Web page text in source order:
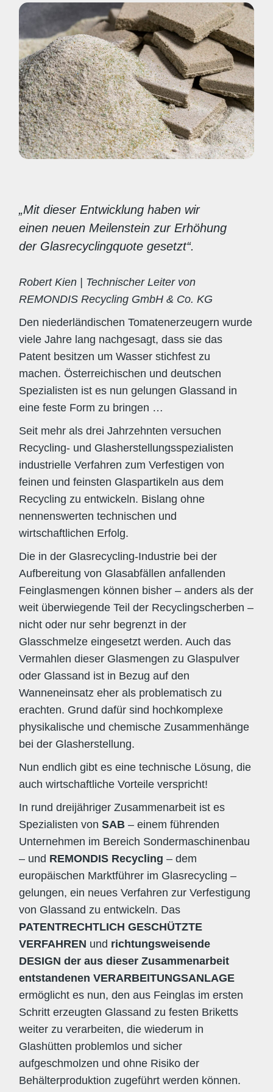
„Mit dieser Entwicklung haben wir
einen neuen Meilenstein zur Erhöhung
der Glasrecyclingquote gesetzt“.
Robert Kien | Technischer Leiter von
REMONDIS Recycling GmbH & Co. KG
Den niederländischen Tomatenerzeugern wurde
viele Jahre lang nachgesagt, dass sie das
Patent besitzen um Wasser stichfest zu
machen. Österreichischen und deutschen
Spezialisten ist es nun gelungen Glassand in
eine feste Form zu bringen …
Seit mehr als drei Jahrzehnten versuchen
Recycling- und Glasherstellungsspezialisten
industrielle Verfahren zum Verfestigen von
feinen und feinsten Glaspartikeln aus dem
Recycling zu entwickeln. Bislang ohne
nennenswerten technischen und
wirtschaftlichen Erfolg.
Die in der Glasrecycling-Industrie bei der
Aufbereitung von Glasabfällen anfallenden
Feinglasmengen können bisher – anders als der
weit überwiegende Teil der Recyclingscherben –
nicht oder nur sehr begrenzt in der
Glasschmelze eingesetzt werden. Auch das
Vermahlen dieser Glasmengen zu Glaspulver
oder Glassand ist in Bezug auf den
Wanneneinsatz eher als problematisch zu
erachten. Grund dafür sind hochkomplexe
physikalische und chemische Zusammenhänge
bei der Glasherstellung.
Nun endlich gibt es eine technische Lösung, die
auch wirtschaftliche Vorteile verspricht!
In rund dreijähriger Zusammenarbeit ist es
Spezialisten vonSAB – einem führenden
Unternehmen im Bereich Sondermaschinenbau
– und REMONDIS Recycling – dem
europäischen Marktführer im Glasrecycling –
gelungen, ein neues Verfahren zur Verfestigung
von Glassand zu entwickeln. Das
PATENTRECHTLICH GESCHÜTZTE
VERFAHREN und richtungsweisende
DESIGN der aus dieser Zusammenarbeit
entstandenen VERARBEITUNGSANLAGE
ermöglicht es nun, den aus Feinglas im ersten
Schritt erzeugten Glassand zu festen Briketts
weiter zu verarbeiten, die wiederum in
Glashütten problemlos und sicher
aufgeschmolzen und ohne Risiko der
Behälterproduktion zugeführt werden können.